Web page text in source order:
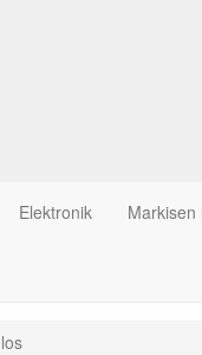
Elektronik Markisen